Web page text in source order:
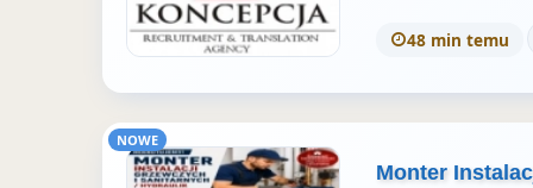
48 min temu
NOWE
Monter